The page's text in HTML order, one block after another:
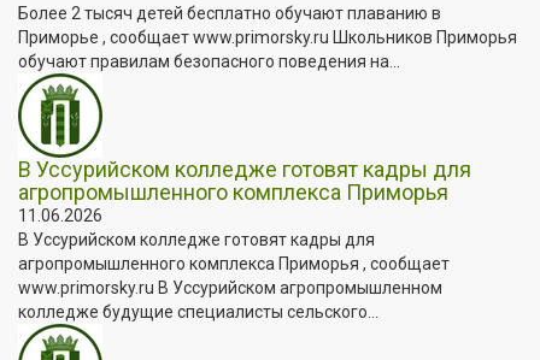
Более 2 тысяч детей бесплатно обучают плаванию в
Приморье , сообщает www.primorsky.ru Школьников Приморья
обучают правилам безопасного поведения на...
В Уссурийском колледже готовят кадры для
агропромышленного комплекса Приморья
11.06.2026
В Уссурийском колледже готовят кадры для
агропромышленного комплекса Приморья , сообщает
www.primorsky.ru В Уссурийском агропромышленном
колледже будущие специалисты сельского...